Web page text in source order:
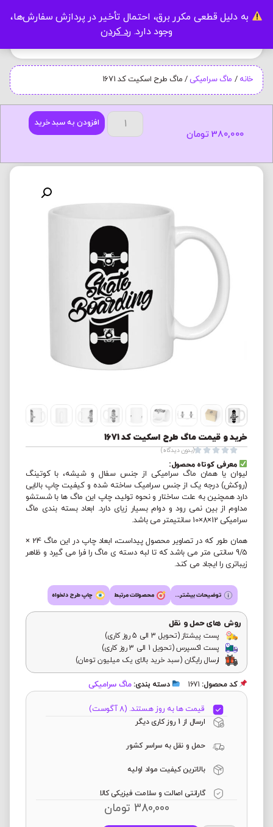
به دلیل قطعی مکرر برق، احتمال تأخیر در پردازش سفارش‌ها،
وجود دارد. رد کردن
خانه / ماگ سرامیکی/ ماگ طرح اسکیت کد 1671
افزودن به سبد خرید
380,000 تومان
خرید و قیمت ماگ طرح اسکیت کد 1671




(بدون دیدگاه)
معرفی کوتاه محصول:
لیوان یا همان ماگ سرامیکی از جنس سفال و شیشه، با کوتینگ
(روکش) درجه یک از جنس سرامیک ساخته شده و کیفیت چاپ بالایی
دارد همچنین به علت ساختار و نحوه تولید، چاپ این ماگ ها با شستشو
مداوم از بین نمی رود و دوام بسیار زیای دارد. ابعاد بسته بندی ماگ
سرامیکی 12×8×10 سانتیمتر می باشد.
همان طور که در تصاویر محصول پیداست، ابعاد چاپ در این ماگ 24 ×
9/5 سانتی متر می باشد که تا لبه دسته ی ماگ را فرا می گیرد و ظاهر
زیباتری را ایجاد می کند.
توضیحات بیشتر... محصولات مرتبط چاپ طرح دلخواه
روش های حمل و نقل
پست پیشتاز (تحویل 3 الی 5 روز کاری)
پست اکسپرس (تحویل 1 الی 3 روز کاری)
ارسال رایگان (سبد خرید بالای یک میلیون تومان)
کد محصول: 1671 دسته بندی: ماگ سرامیکی
قیمت ها به روز هستند. (8 آگوست)
ارسال از 1 روز کاری دیگر
حمل و نقل به سراسر کشور
بالاترین کیفیت مواد اولیه
گارانتی اصالت و سلامت فیزیکی کالا
380,000 تومان